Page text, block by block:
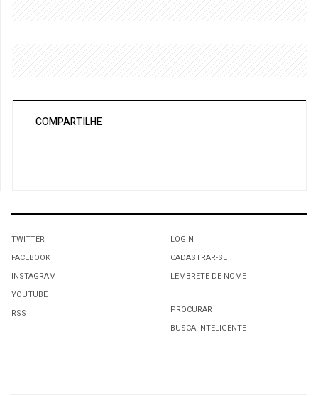
COMPARTILHE
TWITTER
FACEBOOK
INSTAGRAM
YOUTUBE
RSS
LOGIN
CADASTRAR-SE
LEMBRETE DE NOME
PROCURAR
BUSCA INTELIGENTE